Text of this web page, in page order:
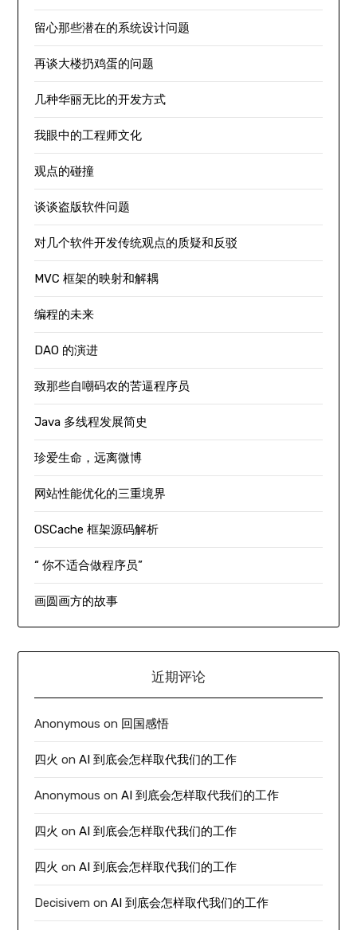
留心那些潜在的系统设计问题
再谈大楼扔鸡蛋的问题
几种华丽无比的开发方式
我眼中的工程师文化
观点的碰撞
谈谈盗版软件问题
对几个软件开发传统观点的质疑和反驳
MVC 框架的映射和解耦
编程的未来
DAO 的演进
致那些自嘲码农的苦逼程序员
Java 多线程发展简史
珍爱生命，远离微博
网站性能优化的三重境界
OSCache 框架源码解析
“ 你不适合做程序员”
画圆画方的故事
近期评论
Anonymous on 回国感悟
四火 onAI 到底会怎样取代我们的工作
Anonymous onAI 到底会怎样取代我们的工作
四火 onAI 到底会怎样取代我们的工作
四火 onAI 到底会怎样取代我们的工作
Decisivem onAI 到底会怎样取代我们的工作